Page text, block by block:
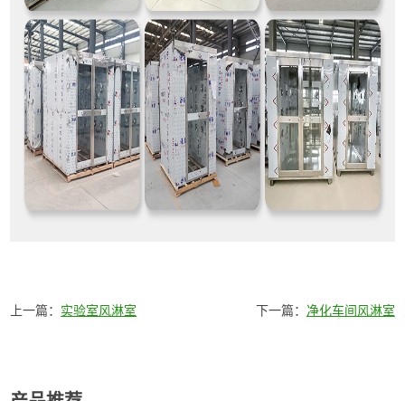
上一篇： 实验室风淋室 下一篇： 净化车间风淋室